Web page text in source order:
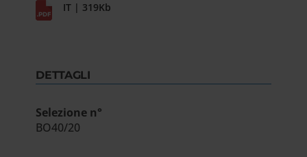
IT | 319Kb
DETTAGLI
Selezione n°
BO40/20